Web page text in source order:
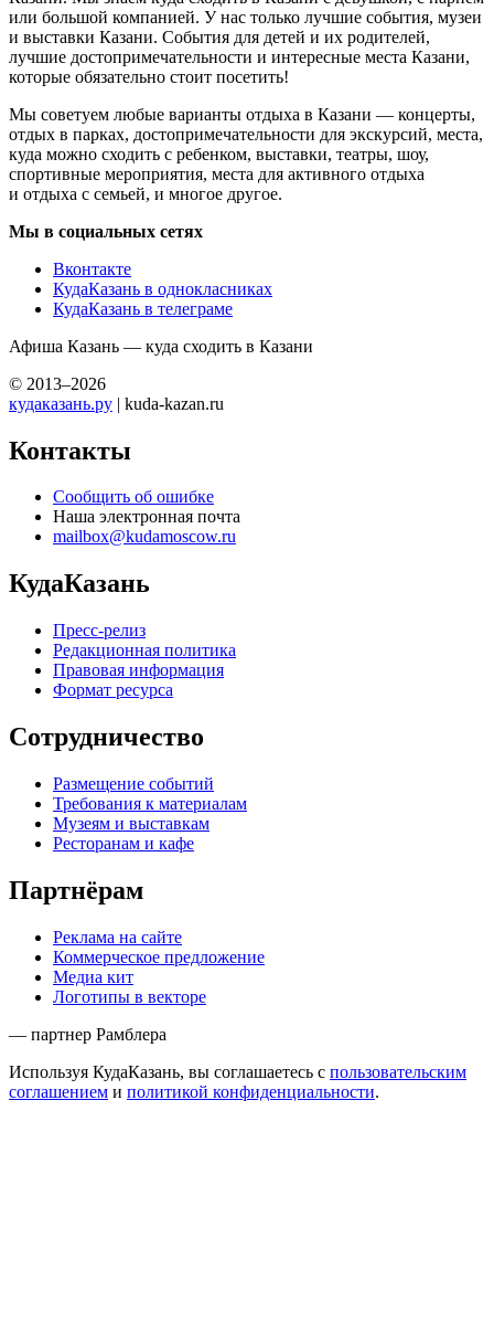
или большой компанией. У нас только лучшие события, музеи
и выставки Казани. События для детей и их родителей,
лучшие достопримечательности и интересные места Казани,
которые обязательно стоит посетить!
Мы советуем любые варианты отдыха в Казани — концерты,
отдых в парках, достопримечательности для экскурсий, места,
куда можно сходить с ребенком, выставки, театры, шоу,
спортивные мероприятия, места для активного отдыха
и отдыха с семьей, и многое другое.
Мы в социальных сетях
Вконтакте
КудаКазань в однокласниках
КудаКазань в телеграме
Афиша Казань — куда сходить в Казани
© 2013–2026
кудаказань.ру | kuda-kazan.ru
Контакты
Сообщить об ошибке
Наша электронная почта
mailbox@kudamoscow.ru
КудаКазань
Пресс-релиз
Редакционная политика
Правовая информация
Формат ресурса
Сотрудничество
Размещение событий
Требования к материалам
Музеям и выставкам
Ресторанам и кафе
Партнёрам
Реклама на сайте
Коммерческое предложение
Медиа кит
Логотипы в векторе
— партнер Рамблера
Используя КудаКазань, вы соглашаетесь с пользовательским
соглашением и политикой конфиденциальности.